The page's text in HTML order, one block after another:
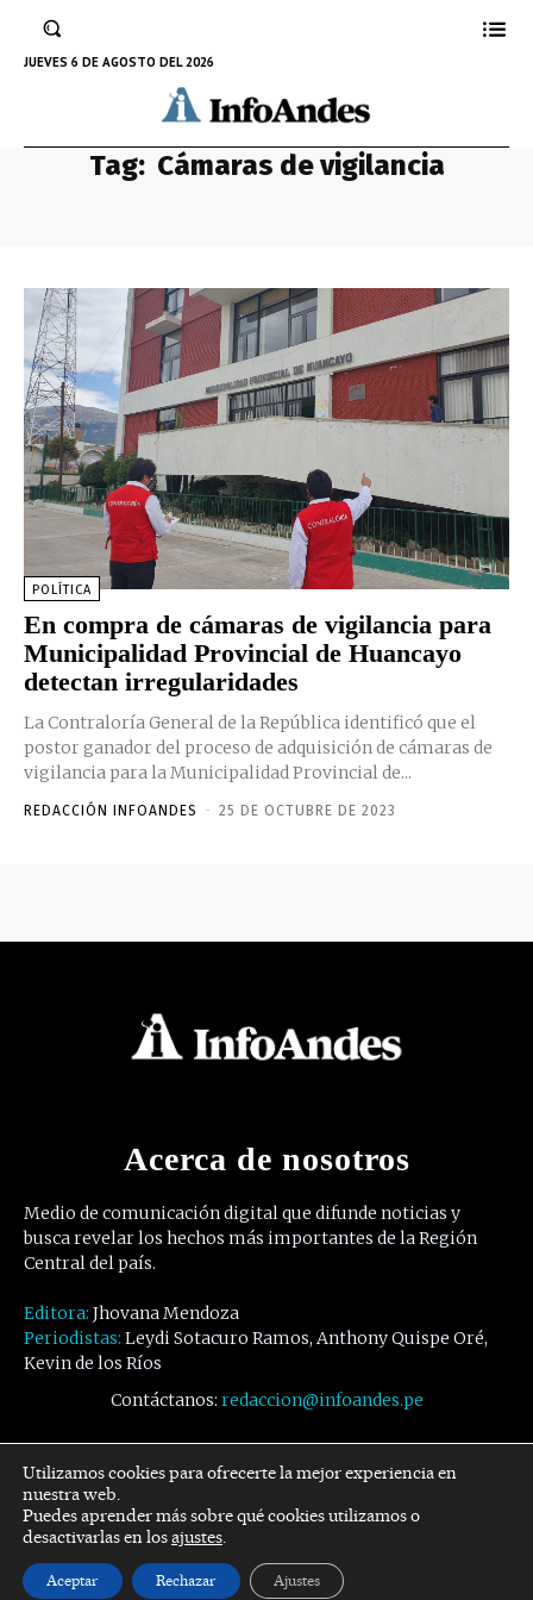
JUEVES 6 DE AGOSTO DEL 2026
Tag: Cámaras de vigilancia
POLÍTICA
En compra de cámaras de vigilancia para
Municipalidad Provincial de Huancayo
detectan irregularidades
La Contraloría General de la República identificó que el
postor ganador del proceso de adquisición de cámaras de
vigilancia para la Municipalidad Provincial de...
REDACCIÓN INFOANDES - 25 DE OCTUBRE DE 2023
Acerca de nosotros
Medio de comunicación digital que difunde noticias y
busca revelar los hechos más importantes de la Región
Central del país.
Editora: Jhovana Mendoza
Periodistas: Leydi Sotacuro Ramos, Anthony Quispe Oré,
Kevin de los Ríos
Contáctanos: redaccion@infoandes.pe
Síguenos
Facebook Twitter Youtube
Utilizamos cookies para ofrecerte la mejor experiencia en
nuestra web.
Puedes aprender más sobre qué cookies utilizamos o
desactivarlas en losajustes.
Aceptar Rechazar Ajustes